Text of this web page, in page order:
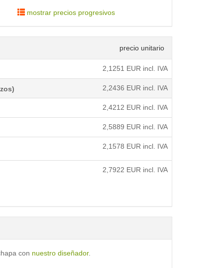
mostrar precios progresivos
precio unitario
2,1251 EUR incl. IVA
2,2436 EUR incl. IVA
2,4212 EUR incl. IVA
2,5889 EUR incl. IVA
2,1578 EUR incl. IVA
2,7922 EUR incl. IVA
con nuestro diseñador.